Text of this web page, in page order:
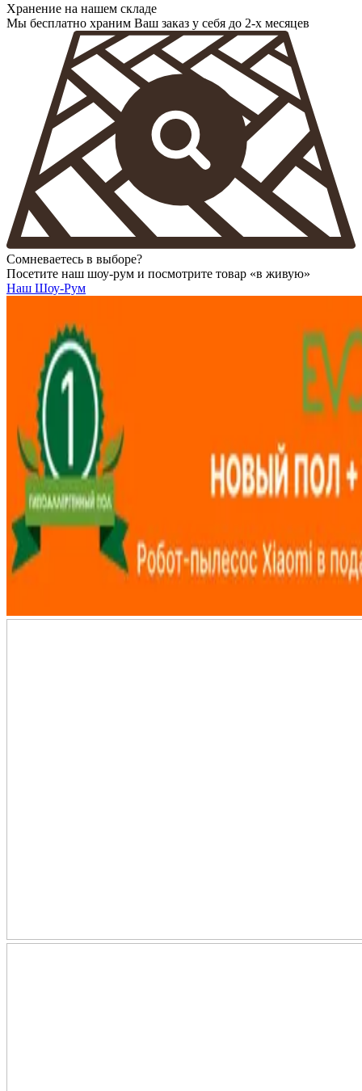
Хранение на нашем складе
Мы бесплатно храним Ваш заказ у себя до 2-х месяцев
Сомневаетесь в выборе?
Посетите наш шоу-рум и посмотрите товар «в живую»
Наш Шоу-Рум